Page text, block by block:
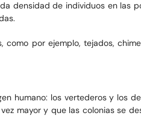
densidad de individuos en las
por ejemplo, tejados,
humano: los vertederos y los
mayor y que las colonias se